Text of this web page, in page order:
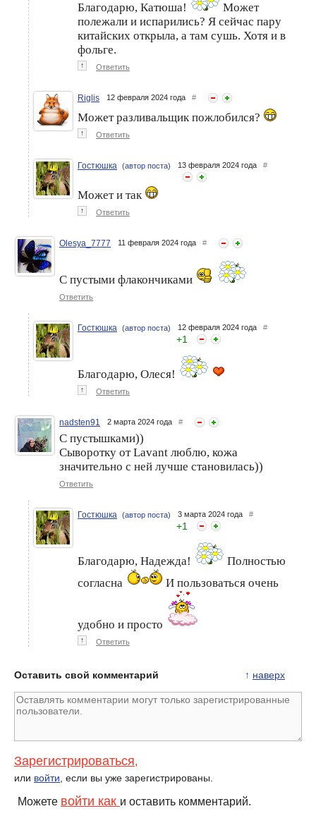
Благодарю, Катюша!
Может
полежали и испарились? Я сейчас пару
китайских открыла, а там сушь. Хотя и в
фольге.
↑ Ответить
Riglis 12 февраля 2024 года #
Может разливальщик пожлобился?
↑ Ответить
Гостюшка (автор поста) 13 февраля 2024 года #
Может и так
↑ Ответить
Olesya_7777 11 февраля 2024 года #
С пустыми флакончиками
Ответить
Гостюшка (автор поста) 12 февраля 2024 года #
+1
Благодарю, Олеся!
↑ Ответить
nadsten91 2 марта 2024 года #
С пустышками))
Сыворотку от Lavant люблю, кожа
значительно с ней лучше становилась))
Ответить
Гостюшка (автор поста) 3 марта 2024 года #
+1
Благодарю, Надежда!
Полностью
согласна
И пользоваться очень
удобно и просто
↑ Ответить
↑ наверх
Оставить свой комментарий
Зарегистрироваться,
или войти, если вы уже зарегистрированы.
Можете войти как и оставить комментарий.